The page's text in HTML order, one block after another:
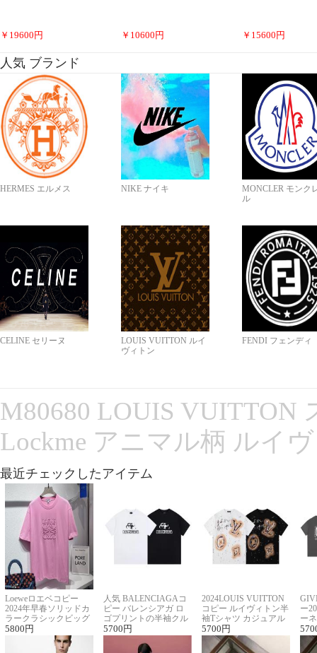
￥ 19600 円 ￥ 10600 円 ￥ 15600 円
人気 ブランド
HERMES エルメス NIKE ナイキ
MONCLER モンク
ル
CELINE セリーヌ
LOUIS VUITTON ルイ
ヴィトン
FENDI フェンディ
M80680 LOUIS VUITTON
Lockme アニマル柄 ルイ
最近チェックしたアイテム
Loeweロエベコピー
2024年早春ソリッドカ
ラークラシックビッグ
ロゴ刺繍Tシャツ
5800 円
人気 BALENCIAGAコ
ピー バレンシアガ ロ
ゴプリントの半袖クル
ーネックTシャツ
5700 円
2024LOUIS VUITTON
コピー ルイヴィトン半
袖Tシャツ カジュアル
に馴染む 2色展開
5700 円
ー
ー
ー